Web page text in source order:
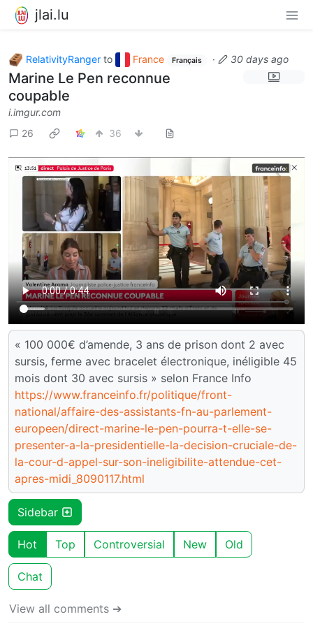
jlai.lu
RelativityRanger to France Français · 30 days ago
Marine Le Pen reconnue
coupable
i.imgur.com
26
36
« 100 000€ d’amende, 3 ans de prison dont 2 avec
sursis, ferme avec bracelet électronique, inéligible 45
mois dont 30 avec sursis » selon France Info
https://www.franceinfo.fr/politique/front-
national/affaire-des-assistants-fn-au-parlement-
europeen/direct-marine-le-pen-pourra-t-elle-se-
presenter-a-la-presidentielle-la-decision-cruciale-de-
la-cour-d-appel-sur-son-ineligibilite-attendue-cet-
apres-midi_8090117.html
Sidebar
Hot Top Controversial New Old
Chat
View all comments ➔